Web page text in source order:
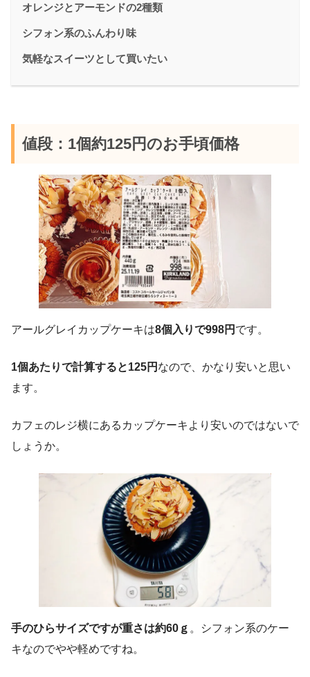
オレンジとアーモンドの2種類
シフォン系のふんわり味
気軽なスイーツとして買いたい
値段：1個約125円のお手頃価格
アールグレイカップケーキは8個入りで998円 です。
1個あたりで計算すると125円 なので、かなり安いと思い
ます。
カフェのレジ横にあるカップケーキより安いのではないで
しょうか。
手のひらサイズですが重さは約60ｇ 。シフォン系のケー
キなのでやや軽めですね。